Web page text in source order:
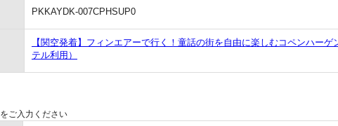
PKKAYDK-007CPHSUP0
【関空発着】フィンエアーで行く！童話の街を自由に楽しむコペンハー
テル利用）
ご入力ください